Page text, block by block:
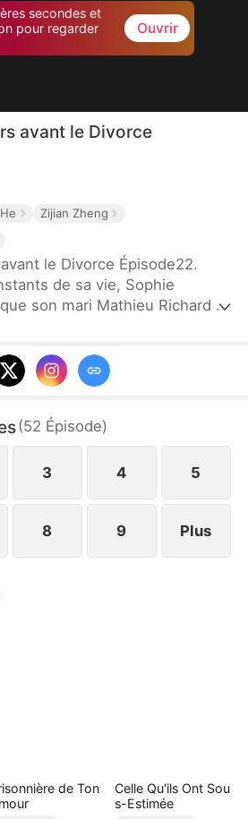
secondes et
pour regarder
Ouvrir
avant le Divorce
Zijian Zheng
le Divorce Épisode22.
de sa vie, Sophie
son mari Mathieu Richard et
mariage avec Mathieu.
de laisser Mathieu
à la carrière qu’elle
(52 Épisode)
3 4 5
8 9 Plus
de Ton
Celle Qu'ils Ont Sou
s-Estimée